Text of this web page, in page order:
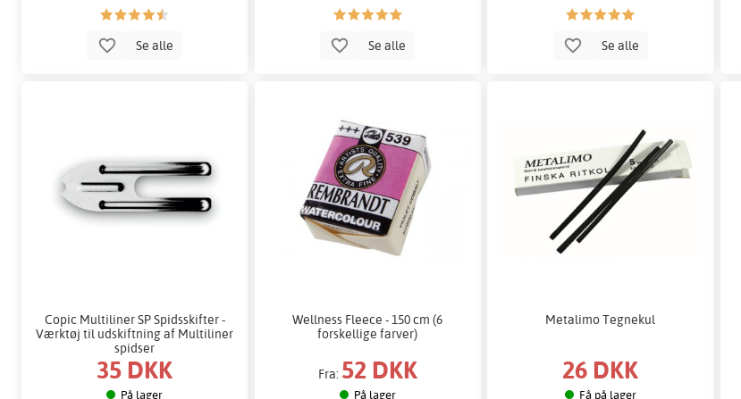
Se alle Se alle Se alle
Copic Multiliner SP Spidsskifter -
Værktøj til udskiftning af Multiliner
spidser
35 DKK
På lager
Wellness Fleece - 150 cm (6
forskellige farver)
Fra: 52 DKK
På lager
Metalimo Tegnekul
26 DKK
Få på lager